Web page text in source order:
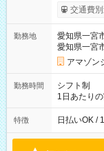
まで昇給の機会がありま
月25日支
☆Amazon直雇用で
あり 試用期
です。
交通費
勤務地
愛知県一宮
愛知県一宮
アマゾン
勤務時間
シフト制
1日あたり
特徴 日払いOK /